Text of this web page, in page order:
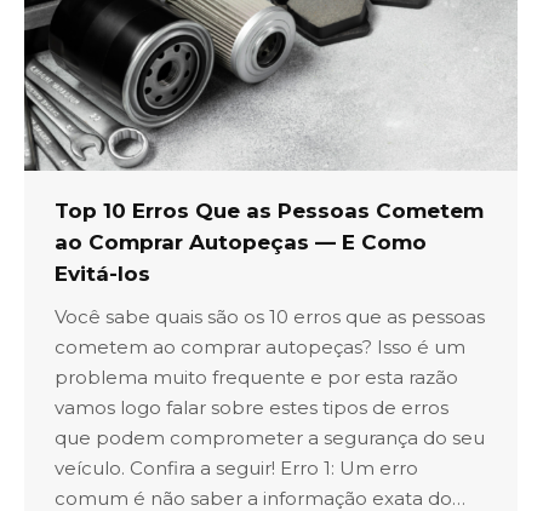
Top 10 Erros Que as Pessoas Cometem
ao Comprar Autopeças — E Como
Evitá-los
Você sabe quais são os 10 erros que as pessoas
cometem ao comprar autopeças? Isso é um
problema muito frequente e por esta razão
vamos logo falar sobre estes tipos de erros
que podem comprometer a segurança do seu
veículo. Confira a seguir! Erro 1: Um erro
comum é não saber a informação exata do…